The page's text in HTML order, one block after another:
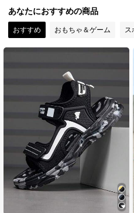
2.6K フォロワー
4.92
4.92 2.6K フォロワー
4.92 2.6K フォロワー
4.92 2.6K フォロワー
あなたにおすすめの商品
おすすめ おもちゃ＆ゲーム ス